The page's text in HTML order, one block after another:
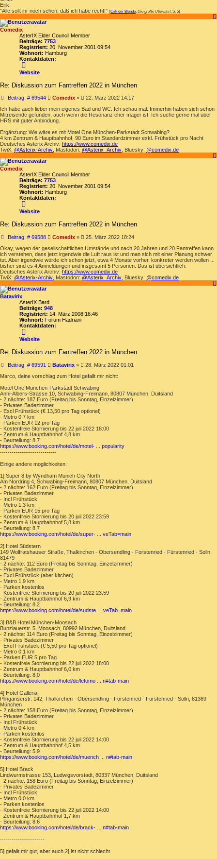
Erik
"Alle sollt ihr noch sehen, daß ich habe recht!" (Erik der Blonde Die große Überfahrt, S. 5)
Comedix
AsterIX Elder Council Member
Beiträge: 7753
Registriert: 20. November 2001 09:54
Wohnort: Hamburg
Kontaktdaten:
von
Comedix
Website
Re: Diskussion zum Fantreffen 2022 in München
Beitrag: # 69544Beitrag
Comedix»
22. März 2022 14:17
Ich habe auch lieber mein eigenes Bad und WC. Ich schau mal. Immerhin haben sich schon
Mitreisende gefunden, auch wenn die Resonanz eher mager ist. Ich suche gerne mal über
HRS mit guter Anbindung.
Ergänzung: Wie wäre es mit Motel One München-Parkstadt Schwabing?
4 km Zentrum & Hauptbahnhof, 90 Euro im Standardzimmer exkl. Frühstück pro Nacht
Deutsches Asterix Archiv: https://www.comedix.de
TwiX: @Asterix-Archiv, Mastodon: @Asterix_Archiv, Bluesky: @comedix.de
Comedix
AsterIX Elder Council Member
Beiträge: 7753
Registriert: 20. November 2001 09:54
Wohnort: Hamburg
Kontaktdaten:
von
Comedix
Website
Re: Diskussion zum Fantreffen 2022 in München
Beitrag: # 69588Beitrag
Comedix»
25. März 2022 18:24
Okay, wegen der gesellschaftlichen Umstände und nach 20 Jahren und 20 Fantreffen kann
ich verstehen, dass jetzt irgendwie die Luft raus ist und man sich mit einer Planung schwer
tut. Aber irgendwie würde ich schon jetzt, etwa 4 Monate vorher, konkreter werden wollen ...
bisher sind es 4 Anmeldungen und insgesamt 5 Personen. Das ist übersichtlich.
Deutsches Asterix Archiv: https://www.comedix.de
TwiX: @Asterix-Archiv , Mastodon: @Asterix_Archiv , Bluesky: @comedix.de
Batavirix
AsterIX Bard
Beiträge: 948
Registriert: 14. März 2008 16:46
Wohnort: Forum Hadriani
Kontaktdaten:
von
Batavirix
Website
Re: Diskussion zum Fantreffen 2022 in München
Beitrag: # 69591 Beitrag
Batavirix»
28. März 2022 01:01
Marco, deine vorschlag zum Hotel gefallt mir nicht:
Motel One München-Parkstadt Schwabing
Anni-Albers-Strasse 10, Schwabing-Freimann, 80807 München, Duitsland
- 2 nächte: 187 Euro (Freitag bis Sonntag, Einzelzimmer)
- Privates Badezimmer
- Excl Frühstück (€ 13,50 pro Tag optionel)
- Metro 0,7 km
- Parken EUR 12 pro Tag
- Kostenfreie Stornierung bis 22 juli 2022 18:00
- Zentrum & Hauptbahnhof 4,8 km
- Beurteilung: 8,7
https://www.booking.com/hotel/de/motel- ... popularity
-----------------------------
Einige andere moglichkeiten:
1] Super 8 by Wyndham Munich City North
Am Nordring 4, Schwabing-Freimann, 80807 München, Duitsland
- 2 nächte: 162 Euro (Freitag bis Sonntag, Einzelzimmer)
- Privates Badezimmer
- Incl Frühstück
- Metro 1,3 km
- Parken EUR 15 pro Tag
- Kostenfreie Stornierung bis 20 juli 2022 23:59
- Zentrum & Hauptbahnhof 5,8 km
- Beurteilung: 8,7
https://www.booking.com/hotel/de/super- ... veTab=main
2] Hotel Südstern
149 Wolfratshauser Straße, Thalkirchen - Obersendling - Forstenried - Fürstenried - Solln,
81479
- 2 nächte: 112 Euro (Freitag bis Sonntag, Einzelzimmer)
- Privates Badezimmer
- Excl Frühstück (aber kitchen)
- Metro 1,9 km
- Parken kostenlos
- Kostenfreie Stornierung bis 20 juli 2022 23:59
- Zentrum & Hauptbahnhof 6,9 km
- Beurteilung: 8,2
https://www.booking.com/hotel/de/sudste ... veTab=main
3] B&B Hotel München-Moosach
Bunzlauerstr. 5, Moosach, 80992 München, Duitsland
- 2 nächte: 114 Euro (Freitag bis Sonntag, Einzelzimmer)
- Privates Badezimmer
- Excl Frühstück (€ 5,50 pro Tag optionel)
- Metro 0,1 km
- Parken EUR 5 pro Tag
- Kostenfreie Stornierung bis 22 juli 2022 18:00
- Zentrum & Hauptbahnhof 6,0 km
- Beurteilung: 8,0
https://www.booking.com/hotel/de/letomo ... n#tab-main
4] Hotel Galleria
Plinganserstr. 142, Thalkirchen - Obersendling - Forstenried - Fürstenried - Solln, 81369
München
- 2 nächte: 158 Euro (Freitag bis Sonntag, Einzelzimmer)
- Privates Badezimmer
- Incl Frühstück
- Metro 0,4 km
- Parken kostenlos
- Kostenfreie Stornierung bis 22 juli 2022 14:00
- Zentrum & Hauptbahnhof 4,5 km
- Beurteilung: 5,9
https://www.booking.com/hotel/de/muench ... n#tab-main
5] Hotel Brack
Lindwurmstrasse 153, Ludwigsvorstadt, 80337 München, Duitsland
- 2 nächte: 158 Euro (Freitag bis Sonntag, Einzelzimmer)
- Privates Badezimmer
- Incl Frühstück
- Metro 0,0 km
- Parken kostenlos
- Kostenfreie Stornierung bis 22 juli 2022 14:00
- Zentrum & Hauptbahnhof 1,7 km
- Beurteilung: 8,6
https://www.booking.com/hotel/de/brack- ... n#tab-main
-----------------------
5] gefallt mir gut, aber auch 2] ist nicht schlecht.